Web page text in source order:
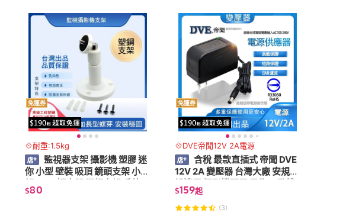
免運券
💠耐重:1.5kg
監視器支架 攝影機 塑膠 迷
你 小型 壁裝 吸頂 鏡頭支架 小支
架 CCD 短支架 塑鋼支架 戶外
室外 監控
$80
免運券
💠DVE帝聞12V 2A電源
含稅 最款直插式 帝聞 DVE
12V 2A 變壓器 台灣大廠 安規認
證適用 攝影機可用 另售10孔排
插
$159起
(3)